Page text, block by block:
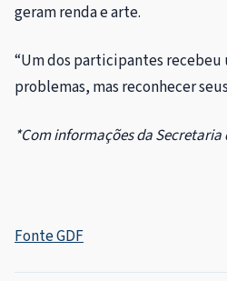
geram renda e arte.
“Um dos participantes recebeu
problemas, mas reconhecer
*Com informações da Secretaria
Fonte GDF